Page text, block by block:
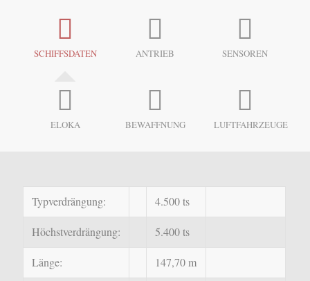
SCHIFFSDATEN ANTRIEB SENSOREN
ELOKA BEWAFFNUNG LUFTFAHRZEUGE
Typverdrängung: 4.500 ts
Höchstverdrängung: 5.400 ts
Länge: 147,70 m